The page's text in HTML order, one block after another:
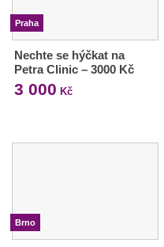
Praha
Nechte se hýčkat na
Petra Clinic – 3000 Kč
3 000 Kč
Brno